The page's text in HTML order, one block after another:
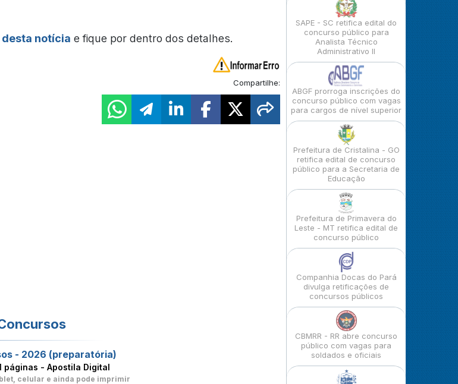
notícia e fique por dentro dos detalhes.
Compartilhe:
- 2026 (preparatória)
páginas - Apostila Digital
celular e ainda pode imprimir
SAPE - SC retifica edital do
concurso público para
Analista Técnico
Administrativo II
ABGF prorroga inscrições do
concurso público com vagas
para cargos de nível superior
Prefeitura de Cristalina - GO
retifica edital de concurso
público para a Secretaria de
Educação
Prefeitura de Primavera do
Leste - MT retifica edital de
concurso público
Companhia Docas do Pará
divulga retificações de
concursos públicos
CBMRR - RR abre concurso
público com vagas para
soldados e oficiais